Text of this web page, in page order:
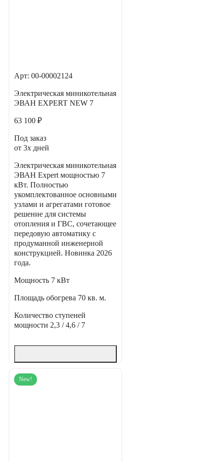
Арт: 00-00002124
Электрическая миникотельная
ЭВАН EXPERT NEW 7
63 100 ₽
Под заказ
от 3х дней
Электрическая миникотельная
ЭВАН Expert мощностью 7
кВт. Полностью
укомплектованное основными
узлами и агрегатами готовое
решение для системы
отопления и ГВС, сочетающее
передовую автоматику с
продуманной инженерной
конструкцией. Новинка 2026
года.
Мощность 7 кВт
Площадь обогрева 70 кв. м.
Количество ступеней
мощности 2,3 / 4,6 / 7
New!